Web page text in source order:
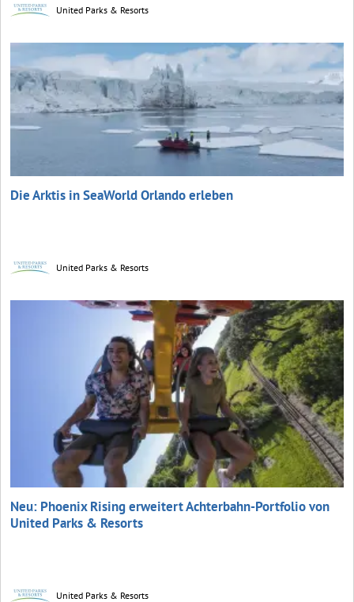
United Parks & Resorts
Die Arktis in SeaWorld Orlando erleben
United Parks & Resorts
Neu: Phoenix Rising erweitert Achterbahn-Portfolio von
United Parks & Resorts
United Parks & Resorts